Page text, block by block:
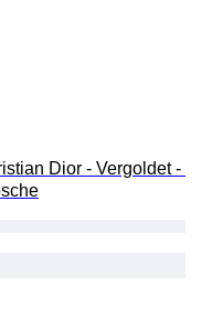
Dior - Vergoldet -